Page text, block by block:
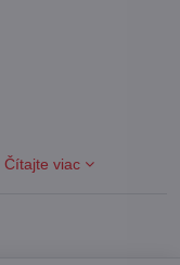
Čítajte viac